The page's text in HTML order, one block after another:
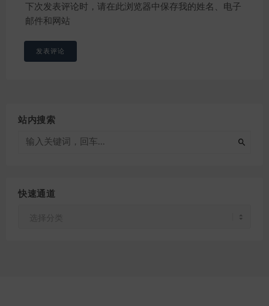
下次发表评论时，请在此浏览器中保存我的姓名、电子
邮件和网站
站内搜索
快速通道